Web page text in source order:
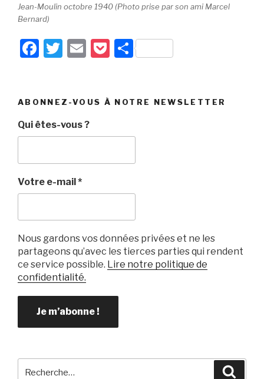
Jean-Moulin octobre 1940 (Photo prise par son ami Marcel
Bernard)
F
e
b
o
o
k
T
er
E
P
k
P
g
ABONNEZ-VOUS À NOTRE NEWSLETTER
Qui êtes-vous ?
Votre e-mail*
Nous gardons vos données privées et ne les
partageons qu’avec les tierces parties qui rendent
ce service possible. Lire notre politique de
confidentialité.